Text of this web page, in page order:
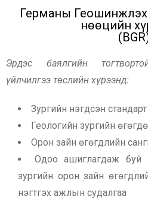
Германы Геошинжлэх
нөөцийн
Эрдэс баялгийн
үйлчилгээ төслийн хүрээнд:
Зургийн нэгдсэн
Геологийн зургийн
Орон зайн өгөгдлийн
Одоо ашиглагдаж буй
зургийн орон зайн
нэгтгэх ажлын судалгаа